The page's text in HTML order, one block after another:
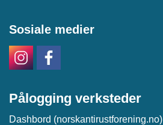
Sosiale medier
Pålogging verksteder
Dashbord (norskantirustforening.no)